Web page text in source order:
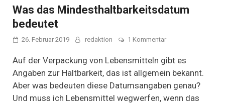
Was das Mindesthaltbarkeitsdatum
bedeutet
26. Februar 2019 redaktion 1 Kommentarzu
das
bedeutet
Auf der Verpackung von Lebensmitteln gibt es
Angaben zur Haltbarkeit, das ist allgemein bekannt.
Aber was bedeuten diese Datumsangaben genau?
Und muss ich Lebensmittel wegwerfen, wenn das